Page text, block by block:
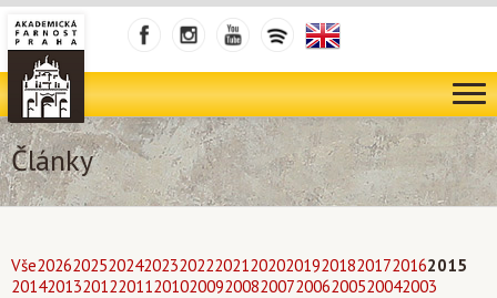
Články
Vše202620252024202320222021202020192018201720162015
201420132012201120102009200820072006200520042003